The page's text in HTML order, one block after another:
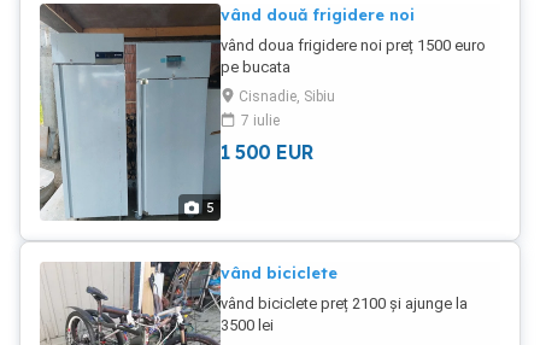
5
vând două frigidere noi
vând doua frigidere noi preț 1500 euro
pe bucata
Cisnadie, Sibiu
7 iulie
1 500 EUR
vând biciclete
vând biciclete preț 2100 și ajunge la
3500 lei